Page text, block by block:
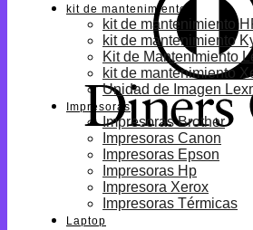
kit de mantenimiento
kit de mantenimiento
kit de mantenimiento
Kit de Mantenimiento
kit de mantenimiento
Unidad de Imagen
Impresoras
Impresoras Brother
Impresoras Canon
Impresoras Epson
Impresoras Hp
Impresora Xerox
Impresoras Térmicas
Laptop